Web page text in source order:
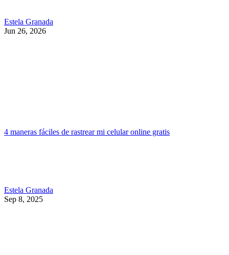
Estela Granada
Jun 26, 2026
4 maneras fáciles de rastrear mi celular online gratis
Estela Granada
Sep 8, 2025